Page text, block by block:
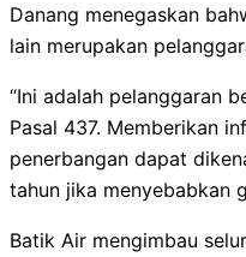
Danang menegaskan
lain merupakan
“Ini adalah pelanggaran
Pasal 437. Memberikan
penerbangan dapat
tahun jika menyebabkan
Batik Air mengimbau